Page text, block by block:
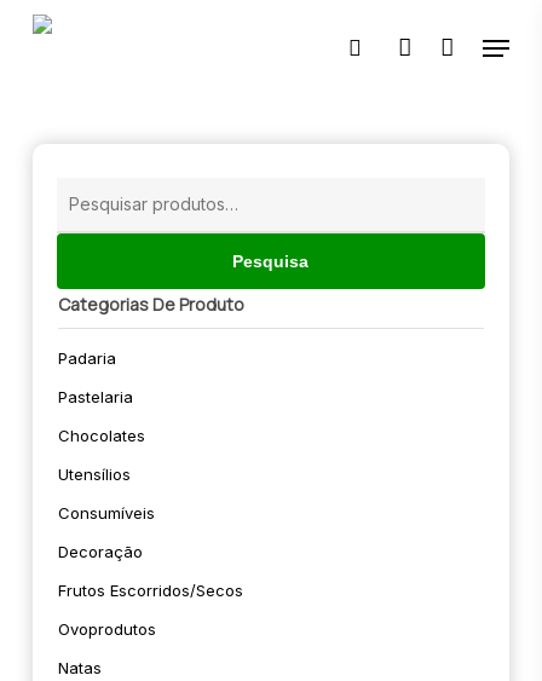
Skip
🔍
pesquisaraccount
Menu
Pesquisa
Categorias De Produto
Padaria
Pastelaria
Chocolates
Utensílios
Consumíveis
Decoração
Frutos Escorridos/secos
Ovoprodutos
Natas